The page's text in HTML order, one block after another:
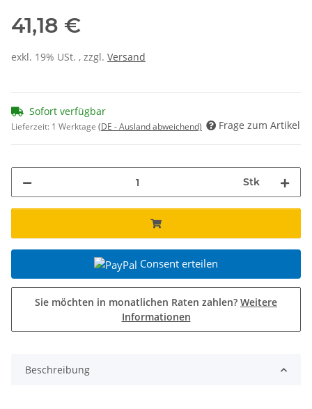
41,18 €
exkl. 19% USt. , zzgl. Versand
Sofort verfügbar
Lieferzeit: 1 Werktage (DE - Ausland abweichend) Frage zum Artikel
Stk
Consent erteilen
Sie möchten in monatlichen Raten zahlen? Weitere
Informationen
Beschreibung